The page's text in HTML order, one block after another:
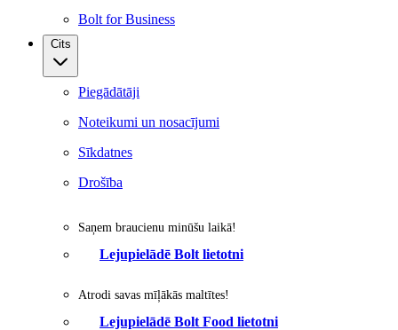
Bolt for Business
Cits
Piegādātāji
Noteikumi un nosacījumi
Sīkdatnes
Drošība
Saņem braucienu minūšu laikā!
Lejupielādē Bolt lietotni
Atrodi savas mīļākās maltītes!
Lejupielādē Bolt Food lietotni